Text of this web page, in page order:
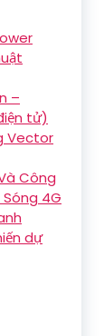
–
tử)
Vector
Công
4G
dự